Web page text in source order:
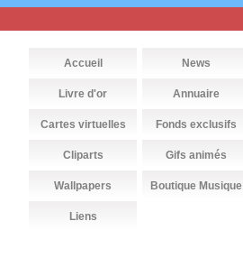
Accueil News
Livre d'or Annuaire
Cartes virtuelles Fonds exclusifs
Cliparts Gifs animés
Wallpapers Boutique Musique
Liens